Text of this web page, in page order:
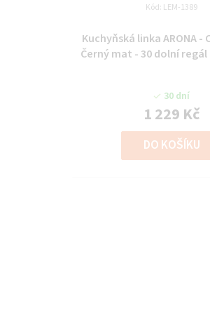
Kuchyňská linka ARONA -
Černý mat - 30 dolní regál
30 dní
1 229 Kč
DO KOŠÍKU
Kód: LEM-1389